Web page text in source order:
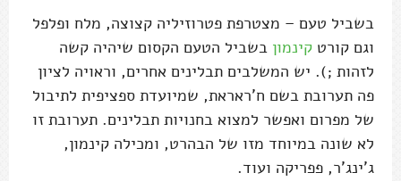
בשביל טעם – מצטרפת פטרוזיליה קצוצה, מלח ופלפל
וגם קורט קינמון בשביל הטעם הקסום שיהיה קשה
לזהות ;). יש המשלבים תבלינים אחרים, וראויה לציון
פה תערובת בשם ח'ראראת, שמיועדת ספציפית לתיבול
של מפרום ואפשר למצוא בחנויות תבלינים. תערובת זו
לא שונה במיוחד מזו של הבהרט, ומכילה קינמון,
ג'ינג'ר, פפריקה ועוד.